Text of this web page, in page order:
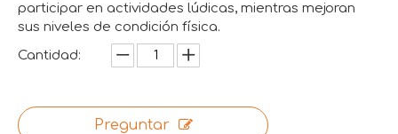
participar en actividades lúdicas, mientras mejoran
sus niveles de condición física.
Cantidad:
Preguntar